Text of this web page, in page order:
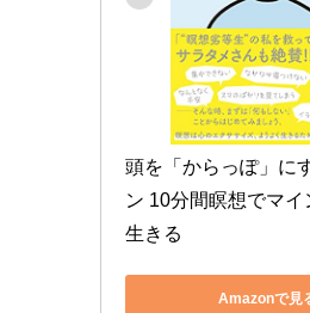
頭を「からっぽ」に
ン 10分間瞑想でマイ
生きる
Amazonで見